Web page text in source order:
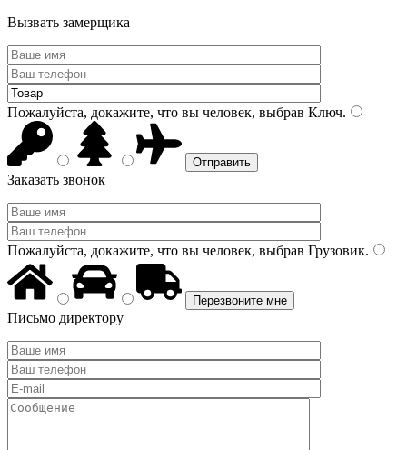
Вызвать замерщика
Пожалуйста, докажите, что вы человек, выбрав Ключ.
Заказать звонок
Пожалуйста, докажите, что вы человек, выбрав Грузовик.
Письмо директору